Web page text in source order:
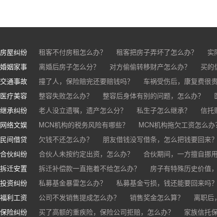
房屋纠纷 租客不付房租怎么办？ 租客把房子弄坏了怎么办？
实
房东不退押金怎么办？
买房的定金能退吗？ 买的房子
婚姻家事 离婚后房子怎么分？ 对方偷偷转移财产怎么办？
买的
离婚了公司股权怎么处理？
离婚后财产怎么分？
交通事故 撞了人，保险赔完还要赔钱吗？
车祸受伤后，康复费很
交通事故中，医保和对方赔偿能同时拿吗？
车祸导致人
医疗美容 整容失败怎么办？ 整容后身体有别的问题，怎么办？
医美机构宣传的与实际结果不符怎么办？
医疗事故怎么
医疗器械出问题，怎么办？
继承纠纷 老人没立遗嘱，遗产怎么分？ 私生子怎么继承？
信托
基金怎么继承？
股票怎么继承？
网络文娱 MCN机构的税务风险有哪些？
MCN机构拖欠工资怎么办
抖音账号归谁？
民间借贷 欠钱不还怎么办？
朋友借钱没写借条，怎么把钱要回来
帮人担保借款，对方不还，我要承担全部责任吗？
合伙纠纷 合伙人未按约定出资，怎么办？
合伙期间，一方擅自挪
和合伙人有矛盾，怎么办？
拆迁安置 拆迁补偿款一直拖着不给怎么办？
房子有特殊历史价值
投资纠纷
私募基金暴雷怎么办？
私募基金亏损，钱还能要回来吗
福利工资
公司不发销售提成怎么办？ 销售奖金怎么算？
离职后
销售目标未完成，公司有权不发提成和奖金吗？
公司变
保险纠纷 买了高额的重疾险，保险公司拒赔，怎么办？
家族信托